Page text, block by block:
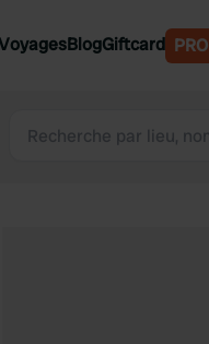
Slovénie
BlogGiftcard